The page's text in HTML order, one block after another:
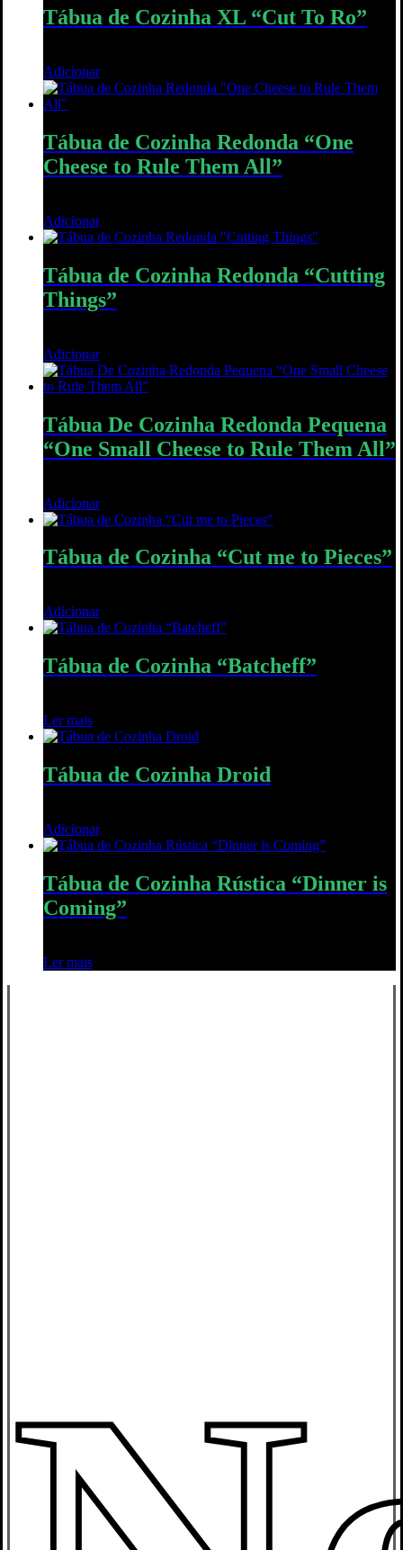
Tábua de Cozinha XL “Cut To Ro”
Adicionar
Tábua de Cozinha Redonda “One
Cheese to Rule Them All”
Adicionar
Tábua de Cozinha Redonda “Cutting
Things”
Adicionar
Tábua De Cozinha Redonda Pequena
“One Small Cheese to Rule Them All”
Adicionar
Tábua de Cozinha “Cut me to Pieces”
Adicionar
Tábua de Cozinha “Batcheff”
Ler mais
Tábua de Cozinha Droid
Adicionar
Tábua de Cozinha Rústica “Dinner is
Coming”
Ler mais